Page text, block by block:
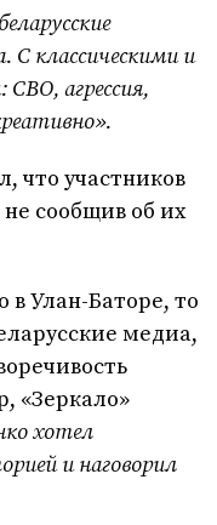
классическими и
агрессия,
что участников
сообщив об их
в Улан-Баторе, то
медиа,
«Зеркало»
хотел
и наговорил